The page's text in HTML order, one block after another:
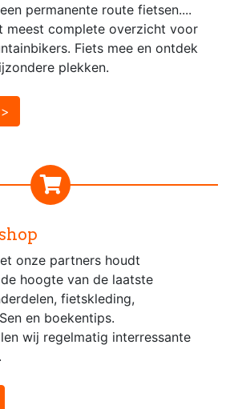
permanente route fietsen....
meest complete overzicht voor
Fiets mee en ontdek
plekken.
onze partners houdt
hoogte van de laatste
fietskleding,
en boekentips.
wij regelmatig interressante